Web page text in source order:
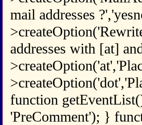
mail addresses
addresses with [at]
function
'PreComment'); }